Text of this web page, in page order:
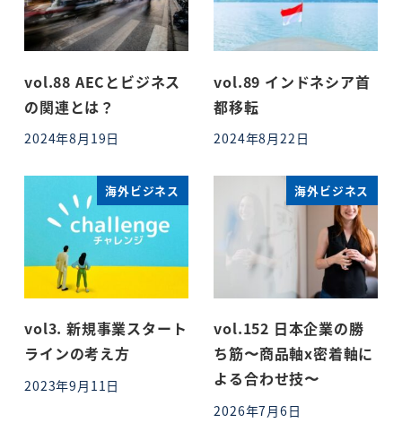
vol.88 AECとビジネス
の関連とは？
投稿日
2024年8月19日
vol.89 インドネシア首
都移転
投稿日
2024年8月22日
海外ビジネス
vol3. 新規事業スタート
ラインの考え方
投稿日
2023年9月11日
海外ビジネス
vol.152 日本企業の勝
ち筋〜商品軸x密着軸に
よる合わせ技〜
2026年7月6日